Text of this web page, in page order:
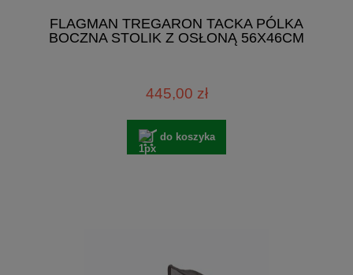
FLAGMAN TREGARON TACKA PÓLKA
BOCZNA STOLIK Z OSŁONĄ 56X46CM
445,00 zł
do koszyka